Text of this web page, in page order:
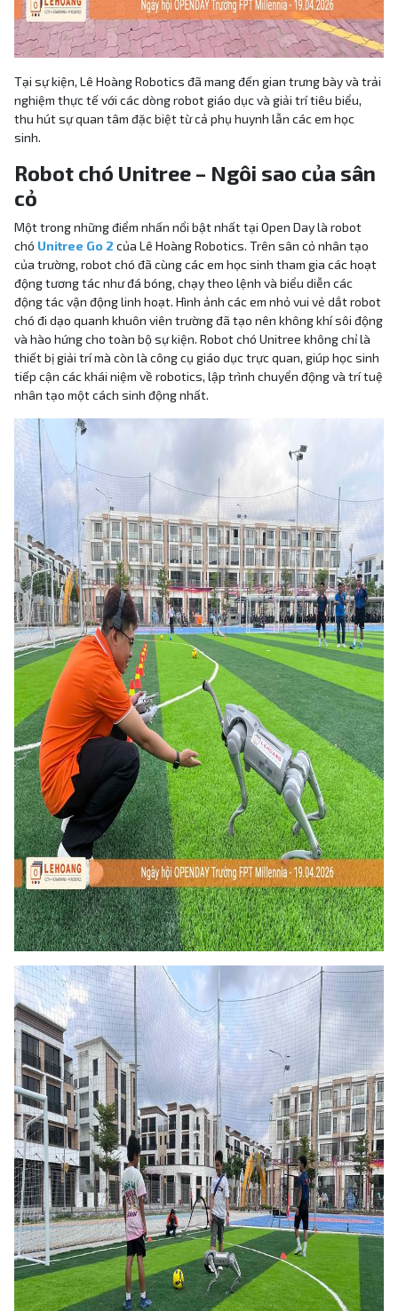
Tại sự kiện, Lê Hoàng Robotics đã mang đến gian trưng bày và trải
nghiệm thực tế với các dòng robot giáo dục và giải trí tiêu biểu,
thu hút sự quan tâm đặc biệt từ cả phụ huynh lẫn các em học
sinh.
Robot chó Unitree – Ngôi sao của sân
cỏ
Một trong những điểm nhấn nổi bật nhất tại Open Day là robot
chó Unitree Go 2 của Lê Hoàng Robotics. Trên sân cỏ nhân tạo
của trường, robot chó đã cùng các em học sinh tham gia các hoạt
động tương tác như đá bóng, chạy theo lệnh và biểu diễn các
động tác vận động linh hoạt. Hình ảnh các em nhỏ vui vẻ dắt robot
chó đi dạo quanh khuôn viên trường đã tạo nên không khí sôi động
và hào hứng cho toàn bộ sự kiện. Robot chó Unitree không chỉ là
thiết bị giải trí mà còn là công cụ giáo dục trực quan, giúp học sinh
tiếp cận các khái niệm về robotics, lập trình chuyển động và trí tuệ
nhân tạo một cách sinh động nhất.